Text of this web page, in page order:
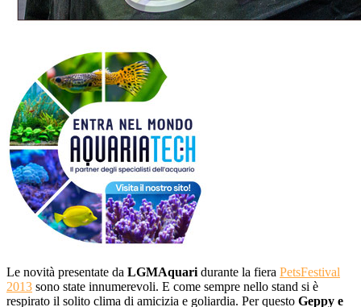
Le novità presentate da LGMAquari durante la fiera PetsFestival
2013 sono state innumerevoli. E come sempre nello stand si è
respirato il solito clima di amicizia e goliardia. Per questo Geppy e